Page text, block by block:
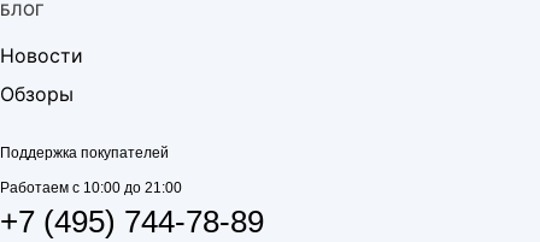
БЛОГ
Новости
Обзоры
Поддержка покупателей
Работаем с 10:00 до 21:00
+7 (495) 744-78-89